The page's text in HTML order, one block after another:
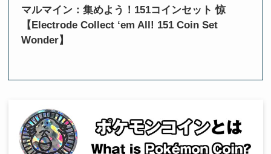
マルマイン：集めよう！151コインセット 惊
【Electrode Collect ‘em All! 151 Coin Set
Wonder】